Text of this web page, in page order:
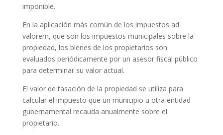
imponible.
En la aplicación más común de los impuestos ad
valorem, que son los impuestos municipales sobre la
propiedad, los bienes de los propietarios son
evaluados periódicamente por un asesor fiscal público
para determinar su valor actual.
El valor de tasación de la propiedad se utiliza para
calcular el impuesto que un municipio u otra entidad
gubernamental recauda anualmente sobre el
propietario.